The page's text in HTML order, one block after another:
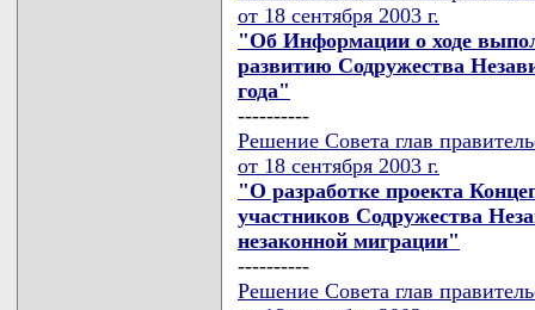
от 18 сентября 2003 г.
"Об Информации о ходе
развитию Содружества
года"
----------
Решение Совета глав
от 18 сентября 2003 г.
"О разработке проекта
участников Содружества
незаконной миграции"
----------
Решение Совета глав